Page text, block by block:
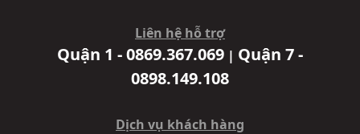
Liên hệ hỗ trợ
Quận 1 - 0869.367.069 | Quận 7 -
0898.149.108
Dịch vụ khách hàng